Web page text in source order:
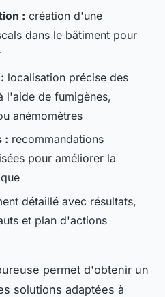
: création d'une
dans le bâtiment pour
localisation précise des
l'aide de fumigènes,
anémomètres
: recommandations
pour améliorer la
détaillé avec résultats,
et plan d'actions
permet d'obtenir un
solutions adaptées à